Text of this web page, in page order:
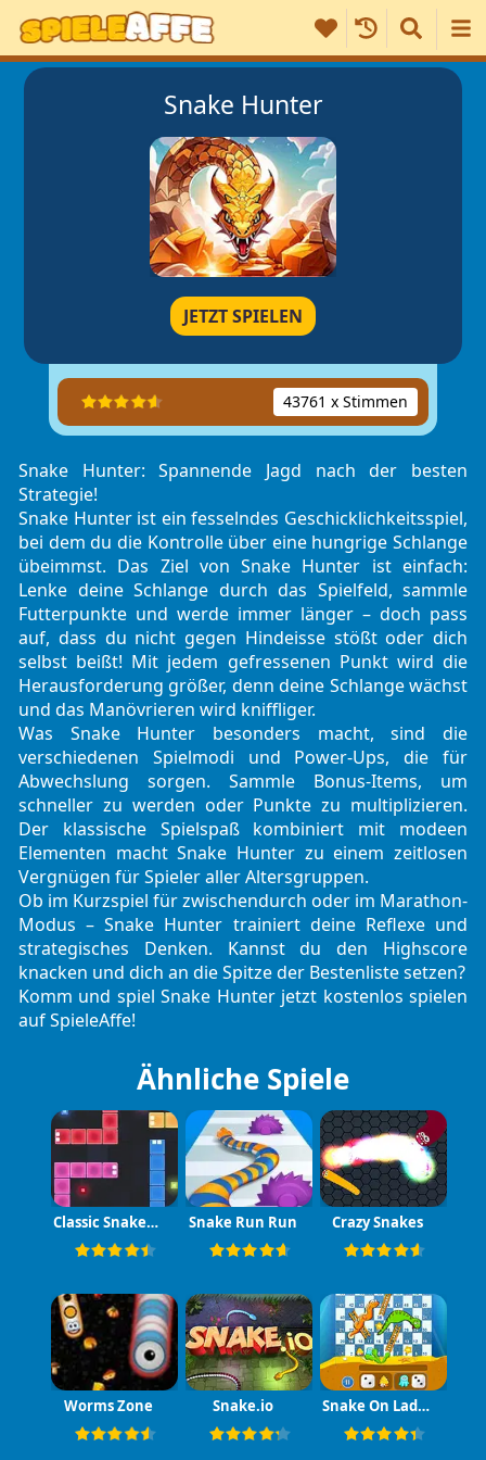
Snake Hunter
JETZT SPIELEN
43761 x Stimmen
Snake Hunter: Spannende Jagd nach der besten
Strategie!
Snake Hunter ist ein fesselndes Geschicklichkeitsspiel,
bei dem du die Kontrolle über eine hungrige Schlange
übeimmst. Das Ziel von Snake Hunter ist einfach:
Lenke deine Schlange durch das Spielfeld, sammle
Futterpunkte und werde immer länger – doch pass
auf, dass du nicht gegen Hindeisse stößt oder dich
selbst beißt! Mit jedem gefressenen Punkt wird die
Herausforderung größer, denn deine Schlange wächst
und das Manövrieren wird kniffliger.
Was Snake Hunter besonders macht, sind die
verschiedenen Spielmodi und Power-Ups, die für
Abwechslung sorgen. Sammle Bonus-Items, um
schneller zu werden oder Punkte zu multiplizieren.
Der klassische Spielspaß kombiniert mit modeen
Elementen macht Snake Hunter zu einem zeitlosen
Vergnügen für Spieler aller Altersgruppen.
Ob im Kurzspiel für zwischendurch oder im Marathon-
Modus – Snake Hunter trainiert deine Reflexe und
strategisches Denken. Kannst du den Highscore
knacken und dich an die Spitze der Bestenliste setzen?
Komm und spielSnake Hunter jetzt kostenlos spielen
auf SpieleAffe!
Ähnliche Spiele
Classic Snakes.io Snake Run Run Crazy Snakes
Worms Zone Snake.io Snake On Ladders